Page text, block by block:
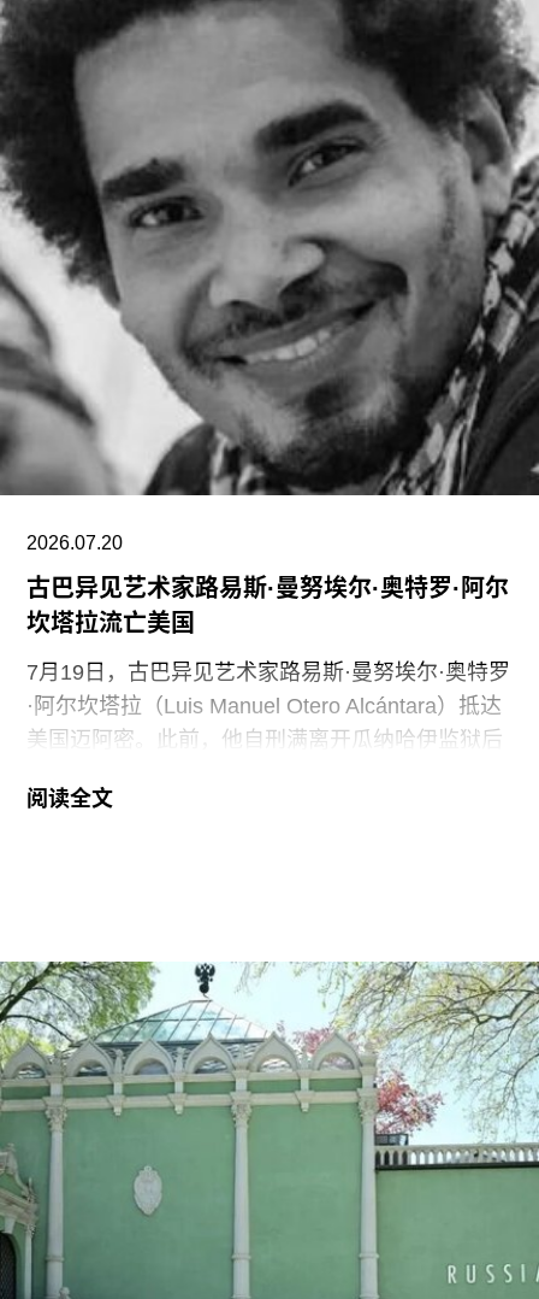
中的重要障碍，因为摩根在迪亚艺术基金会的收入
明显高于巴尔肖。泰特美术馆主席罗兰·拉德
（Roland Rudd）向《卫报》透露，摩根在接受这
一职位时接受了“大幅降薪”。
摩根加入泰特美术馆之际，正值该机构处于动荡时
期。泰特美术馆目前正面临财务困境，最近的一份
报告显示其运营处于亏损状态。泰特美术馆曾试图
通过裁员来解决资金问题，导致员工士气急剧下降
并引发了罢工。此外，尽管翠西·艾敏和弗里达·卡
罗的展览广受好评，但去年泰特不列颠美术馆和泰
特现代美术馆的参观人数仍远低于疫情前的水平。
摩根于2015年加入迪亚艺术基金会担任总监。任职
期间，她丰富了基金会的藏品结构，并增加了女性
艺术家的代表比例。此前在泰特工作期间，她策划
了广受好评的2015年回顾展“世界走向波普”（The
2026.07.20
古巴异见艺术家路易斯·曼努埃尔·奥特罗·阿尔
坎塔拉流亡美国
7月19日，古巴异见艺术家路易斯·曼努埃尔·奥特罗
·阿尔坎塔拉（Luis Manuel Otero Alcántara）抵达
美国迈阿密。此前，他自刑满离开瓜纳哈伊监狱后
拉抵达时手中紧握着一尊从古巴带来的残破圣母玛
活动而被判处的五年刑期，仅提前数日获释。古巴
裔美国艺术家可可·福斯科（Coco Fusco）近日曾
撰文追问奥特罗·阿尔坎塔拉出狱后的下落。7月17
日，美国驻哈瓦那大使馆一名官员向《纽约时报》
透露，奥特罗·阿尔坎塔拉已获发人道主义签证，能
够进入美国，开始其被迫流亡的生活。
奥特罗·阿尔坎塔拉于2018年与一群艺术家、记者
和学者共同创立了圣伊西德罗运动（San Isidro
Movement）。该组织参与反对古巴政府、倡导民
主的社会运动。他还参与创作了抗议歌曲《祖国与
阅读全文